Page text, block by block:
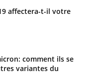
affectera-t-il votre
comment ils se
variantes du